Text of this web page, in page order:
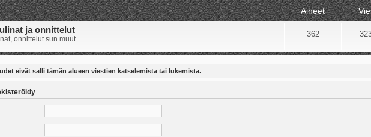
Aiheet
ja onnittelut
onnittelut sun muut...
362
eivät salli tämän alueen viestien katselemista tai lukemista.